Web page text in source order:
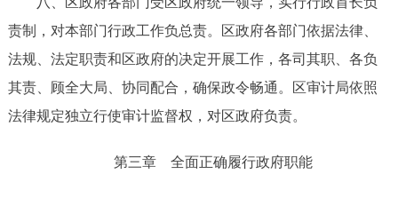
责制，对本部门行政工作负总责。区政府各部门依据法律、
法规、法定职责和区政府的决定开展工作，各司其职、各负
其责、顾全大局、协同配合，确保政令畅通。区审计局依照
法律规定独立行使审计监督权，对区政府负责。
第三章 全面正确履行政府职能